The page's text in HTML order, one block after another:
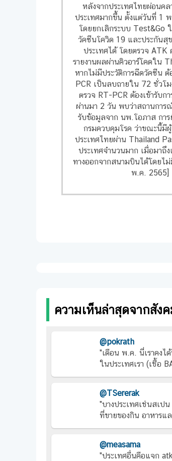
หลังจากประเทศไทยผ่อนคล
ประเทศมากขึ้น ตั้งแต่วันที่ 1
โดยยกเลิกระบบ Test&Go
วัคซีนโควิด 19 และประกันสุ
ประเทศได้ โดยตรวจ ATK
รายงานผลผ่านคิวอาร์โคดใน
หากไม่มีประวัติการฉีดวัคซีน
PCR เป็นลบถายใน 72 ชั่วโ
ตรวจ RT-PCR ต้องเข้ารับก
ผ่านมา 2 วัน พบว่าสถานการ
รับข้อมูลจาก นพ.โอภาส กา
กรมควบคุมโรค ว่าขณะนี้มีผู้
ประเทศไทยผ่าน Thailand
ประเทศจำนวนมาก เมื่อมาถึ
ทางออกจากสนามบินได้โดยไ
พ.ค. 2565]
ความเห็นล่าสุดจากสัง
@pokrath
"เดือน พ.ค. นี่เราคงไ
ในประเทศเรา (เชื้อ
@TSererak
"บางประเทศเช่นสเป
ที่ขายของกิน อาหารแ
@measama
"ประเทศอื่นคือแจก